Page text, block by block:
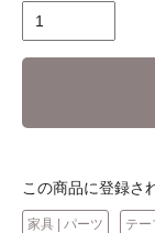
この商品に登録さ
家具 | パーツ テー